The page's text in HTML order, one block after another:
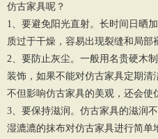
仿古家具呢？
1、要避免阳光直射。长时间日晒
质过于干燥，容易出现裂缝和局部
2、要防止灰尘。一般用名贵硬木
装饰，如果不能对仿古家具定期清
不但影响仿古家具的美观，还会使
3、要保持滋润。仿古家具的滋润
湿漉漉的抹布对仿古家具进行简